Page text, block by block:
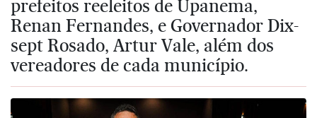
prefeitos reeleitos de Upanema,
Renan Fernandes, e Governador Dix-
sept Rosado, Artur Vale, além dos
vereadores de cada município.